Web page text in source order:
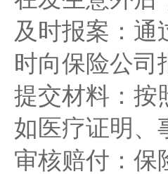
及时报案‌：通
时向保险公司
提交材料‌：按
如医疗证明、
审核赔付‌：保